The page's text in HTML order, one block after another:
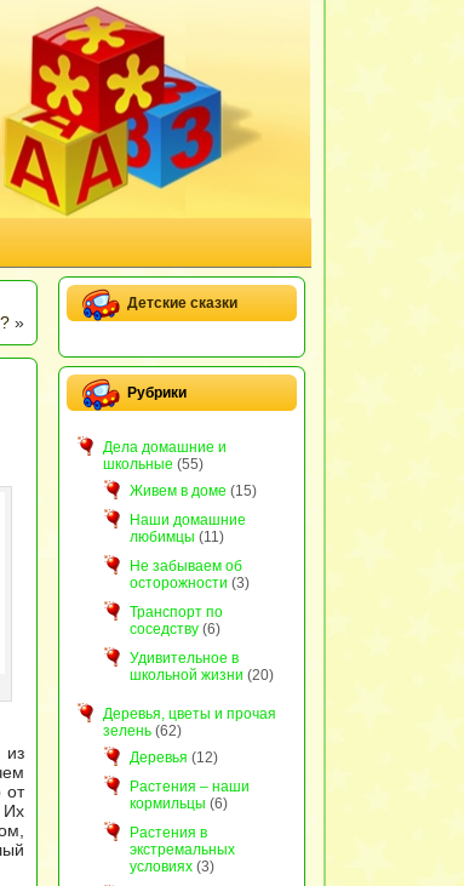
»
от
Их
Детские сказки
Рубрики
Дела домашние и
школьные (55)
Живем в доме (15)
Наши домашние
любимцы (11)
Не забываем об
осторожности (3)
Транспорт по
соседству(6)
Удивительное в
школьной жизни (20)
Деревья, цветы и прочая
зелень(62)
Деревья (12)
Растения – наши
кормильцы (6)
Растения в
экстремальных
условиях(3)